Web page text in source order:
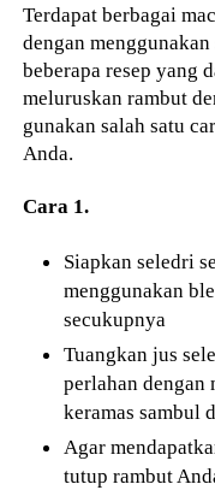
Terdapat berbagai
dengan
beberapa resep yang
meluruskan rambut
gunakan salah satu
Anda.
Cara 1.
Siapkan seledri
menggunakan
secukupnya
Tuangkan jus
perlahan dengan
keramas sambul
Agar
tutup rambut